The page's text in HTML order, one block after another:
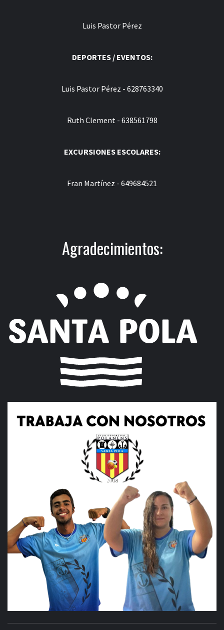
Luis Pastor Pérez
DEPORTES / EVENTOS:
Luis Pastor Pérez - 628763340
Ruth Clement - 638561798
EXCURSIONES ESCOLARES:
Fran Martínez - 649684521
Agradecimientos: